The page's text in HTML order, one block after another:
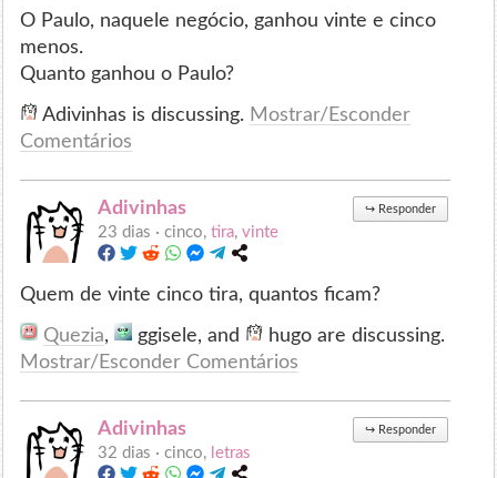
O Paulo, naquele negócio, ganhou vinte e cinco
menos.
Quanto ganhou o Paulo?
Adivinhas is discussing. Mostrar/Esconder
Comentários
Adivinhas ↪ Responder
23 dias ·cinco,tira,vinte
Quem de vinte cinco tira, quantos ficam?
Quezia, ggisele, and
hugo are discussing.
Mostrar/Esconder Comentários
Adivinhas ↪ Responder
32 dias ·cinco, letras